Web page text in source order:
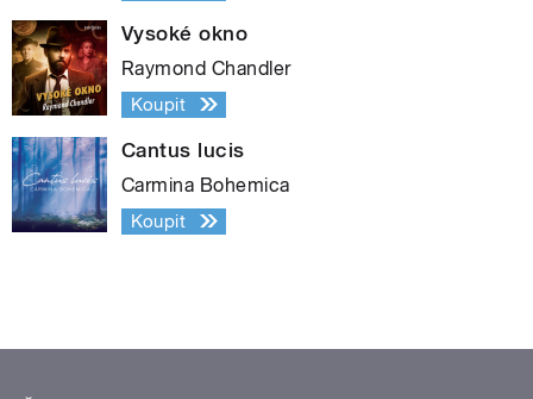
Vysoké okno
Raymond Chandler
Koupit
Cantus lucis
Carmina Bohemica
Koupit